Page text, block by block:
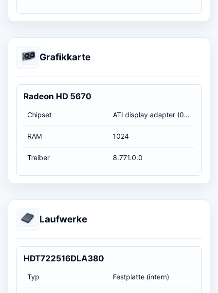
Grafikkarte
Radeon HD 5670
Chipset ATI display adapter (0x68D8)
RAM 1024
Treiber 8.771.0.0
Laufwerke
HDT722516DLA380
Typ Festplatte (intern)